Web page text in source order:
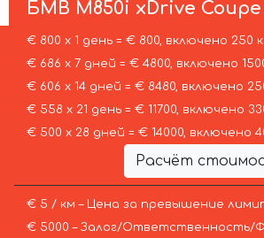
БМВ M850i xDrive Coupe
€ 800 х 1 день = € 800, включено 250
€ 686 х 7 дней = € 4800, включено
€ 606 х 14 дней = € 8480, включено
€ 558 х 21 день = € 11700, включено
€ 500 х 28 дней = € 14000, включено
Расчёт
€ 5 / км – Цена за превышение
€ 5000 – Залог/Ответственность/